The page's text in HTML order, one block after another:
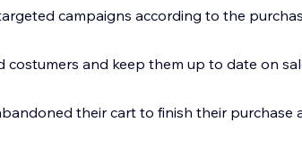
campaigns according to the
costumers and keep them up to date on
their cart to finish their purchase